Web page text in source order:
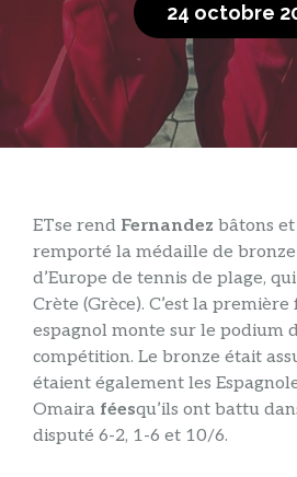
24 octobre
ETse rend Fernandez bâtons et
remporté la médaille de
d’Europe de tennis de plage,
Crète (Grèce). C’est la première
espagnol monte sur le podium
compétition. Le bronze était
étaient également les
Omaira féesqu’ils ont battu
disputé 6-2, 1-6 et 10/6.